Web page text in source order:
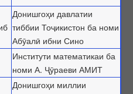
илмӣ
илмӣ
илмӣ
кардани дархостнома оид
Донишгоҳи давлатии
тиббии Тоҷикистон ба номи
Абӯалӣ ибни Сино
Институти математикаи ба
номи А. Ҷӯраеви АМИТ
Донишгоҳи миллии